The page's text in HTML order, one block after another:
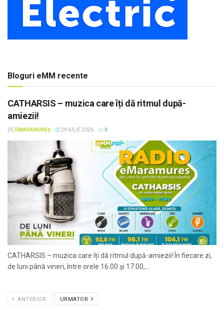
Bloguri eMM recente
CATHARSIS – muzica care îți dă ritmul după-
amiezii!
DE EMARAMUREȘ 29 IULIE 2026 0
CATHARSIS – muzica care îți dă ritmul după-amiezii! În fiecare zi,
de luni până vineri, între orele 16:00 și 17:00,...
ANTERIOR URMATOR